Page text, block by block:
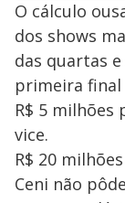
O cálculo
dos shows
das quartas e
primeira final
R$ 5 milhões
vice.
R$ 20
Ceni não